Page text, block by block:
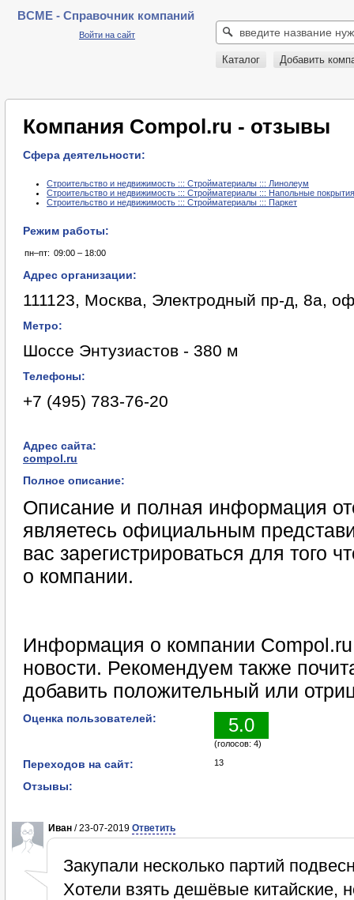
BCME - Справочник компаний
Войти на сайт
Каталог Добавить
Компания Compol.ru - отзывы
Сфера деятельности:
Строительство и недвижимость ::: Стройматериалы ::: Линолеум
Строительство и недвижимость ::: Стройматериалы ::: Напольные покрытия
Строительство и недвижимость ::: Стройматериалы ::: Паркет
Режим работы:
пн–пт: 09:00 – 18:00
Адрес организации:
111123, Москва, Электродный пр-д, 8а,
Метро:
Шоссе Энтузиастов - 380 м
Телефоны:
+7 (495) 783-76-20
Адрес сайта:
compol.ru
Полное описание:
Описание и полная информация
являетесь официальным
вас зарегистрироваться для того
о компании.
Информация о компании
новости. Рекомендуем также
добавить положительный или
Оценка пользователей: 5.0
(голосов: 4)
Переходов на сайт: 13
Отзывы:
Иван / 23-07-2019 Ответить
Закупали несколько партий
Хотели взять дешёвые китайские,